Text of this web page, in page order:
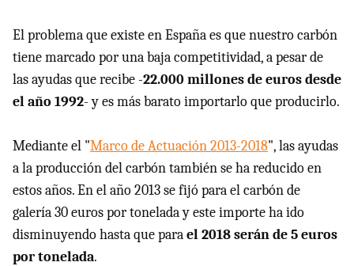
El problema que existe en España es que nuestro carbón
tiene marcado por una baja competitividad, a pesar de
las ayudas que recibe -22.000 millones de euros desde
el año 1992- y es más barato importarlo que producirlo.
Mediante el "Marco de Actuación 2013-2018", las ayudas
a la producción del carbón también se ha reducido en
estos años. En el año 2013 se fijó para el carbón de
galería 30 euros por tonelada y este importe ha ido
disminuyendo hasta que parael 2018 serán de 5 euros
por tonelada.